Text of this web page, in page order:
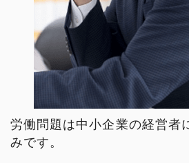
労働問題は中小企業の経営者
みです。